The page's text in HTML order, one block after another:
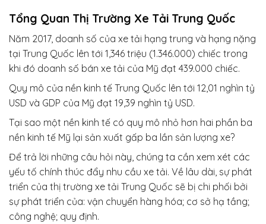
Tổng Quan Thị Trường Xe Tải Trung Quốc
Năm 2017, doanh số của xe tải hạng trung và hạng nặng
tại Trung Quốc lên tới 1,346 triệu (1.346.000) chiếc trong
khi đó doanh số bán xe tải của Mỹ đạt 439.000 chiếc.
Quy mô của nền kinh tế Trung Quốc lên tới 12,01 nghìn tỷ
USD và GDP của Mỹ đạt 19,39 nghìn tỷ USD.
Tại sao một nền kinh tế có quy mô nhỏ hơn hai phần ba
nền kinh tế Mỹ lại sản xuất gấp ba lần sản lượng xe?
Để trả lời những câu hỏi này, chúng ta cần xem xét các
yếu tố chính thúc đẩy nhu cầu xe tải. Về lâu dài, sự phát
triển của thị trường xe tải Trung Quốc sẽ bị chi phối bởi
sự phát triển của: vận chuyển hàng hóa; cơ sở hạ tầng;
công nghệ; quy định.